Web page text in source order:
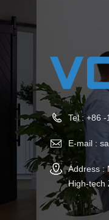
Tel :+86 -
E-mail :
Address :
High-tech